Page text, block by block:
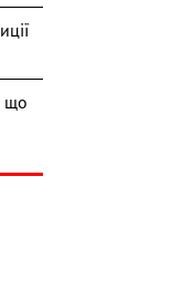
що